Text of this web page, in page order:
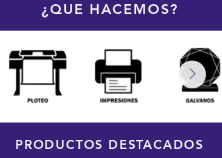
¿QUE HACEMOS?
PRODUCTOS DESTACADOS